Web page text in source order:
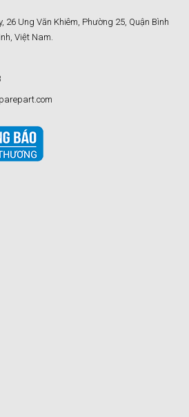
26 Ung Văn Khiêm, Phường 25, Quận Bình
Việt Nam.